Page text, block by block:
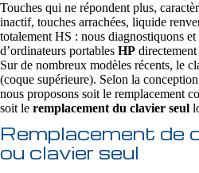
Touches qui ne répondent plus,
inactif, touches arrachées, liquide
totalement HS : nous diagnostiquons
d’ordinateurs portables HP
Sur de nombreux modèles récents, le
(coque supérieure). Selon la
nous proposons soit le remplacement
soit le remplacement du clavier seul
Remplacement de
ou clavier seul